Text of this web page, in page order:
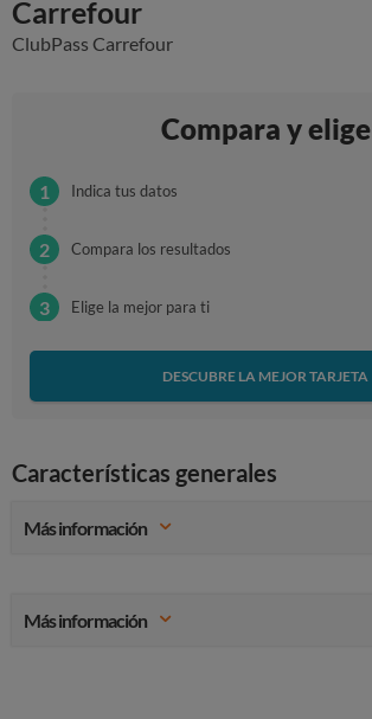
Carrefour
ClubPass Carrefour
Compara y elige
Indica tus datos
Compara los resultados
Elige la mejor para ti
DESCUBRE LA MEJOR TARJETA
Características generales
Más información
Más información